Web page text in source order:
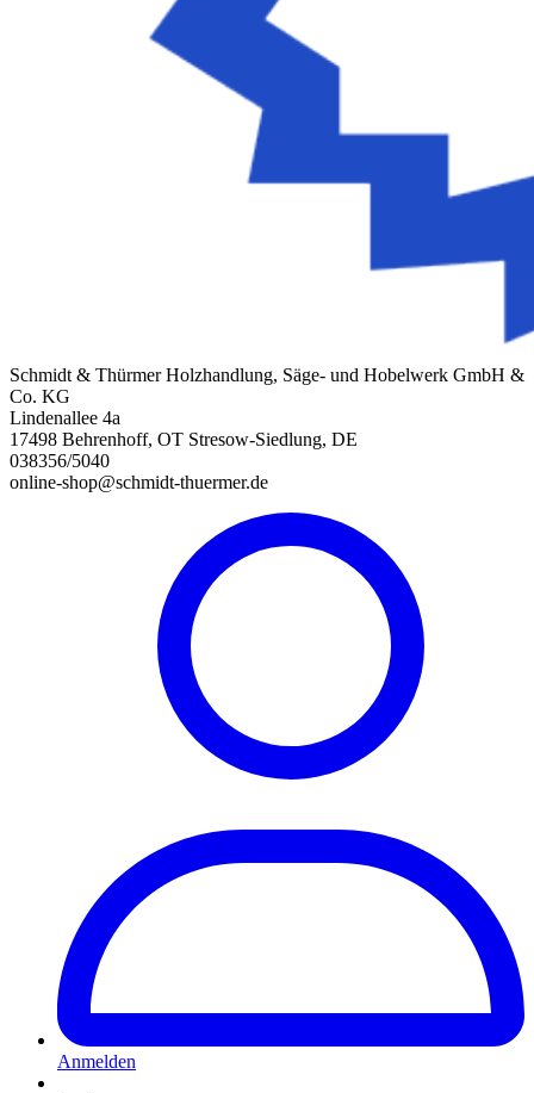
Schmidt & Thürmer Holzhandlung, Säge- und Hobelwerk GmbH &
Co. KG
Lindenallee 4a
17498 Behrenhoff, OT Stresow-Siedlung, DE
038356/5040
online-shop@schmidt-thuermer.de
Anmelden